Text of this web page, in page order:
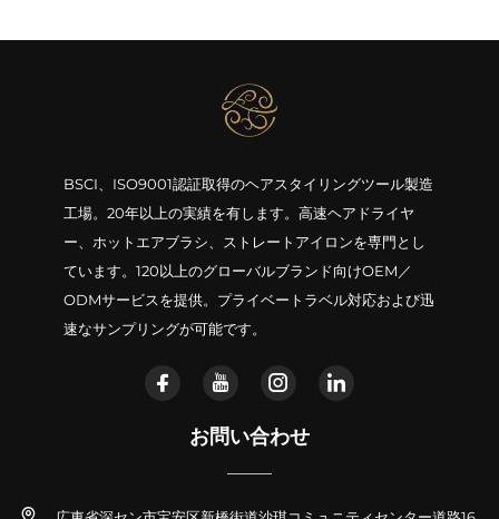
BSCI、ISO9001認証取得のヘアスタイリングツール製造
工場。20年以上の実績を有します。高速ヘアドライヤ
ー、ホットエアブラシ、ストレートアイロンを専門とし
ています。120以上のグローバルブランド向けOEM／
ODMサービスを提供。プライベートラベル対応および迅
速なサンプリングが可能です。
お問い合わせ